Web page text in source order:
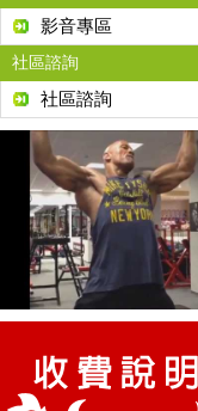
影音專區
社區諮詢
社區諮詢